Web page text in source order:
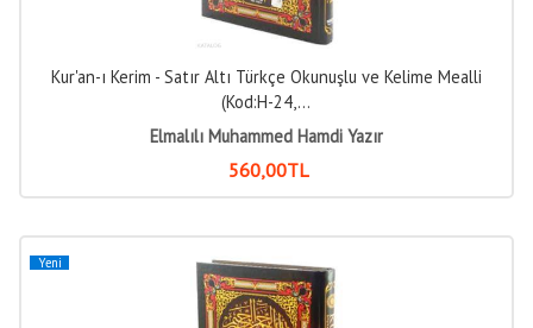
Kur'an-ı Kerim - Satır Altı Türkçe Okunuşlu ve Kelime Mealli
(Kod:H-24,...
Elmalılı Muhammed Hamdi Yazır
560,00TL
Yeni